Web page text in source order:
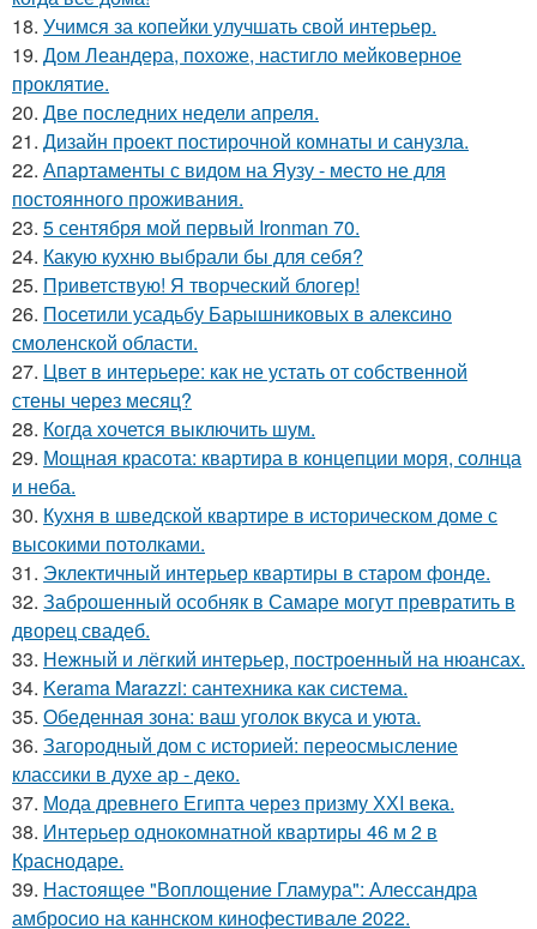
18. Учимся за копейки улучшать свой интерьер.
19. Дом Леандера, похоже, настигло мейковерное
проклятие.
20. Две последних недели апреля.
21. Дизайн проект постирочной комнаты и санузла.
22. Апартаменты с видом на Яузу - место не для
постоянного проживания.
23. 5 сентября мой первый Ironman 70.
24. Какую кухню выбрали бы для себя?
25. Приветствую! Я творческий блогер!
26. Посетили усадьбу Барышниковых в алексино
смоленской области.
27. Цвет в интерьере: как не устать от собственной
стены через месяц?
28. Когда хочется выключить шум.
29. Мощная красота: квартира в концепции моря, солнца
и неба.
30. Кухня в шведской квартире в историческом доме с
высокими потолками.
31. Эклектичный интерьер квартиры в старом фонде.
32. Заброшенный особняк в Самаре могут превратить в
дворец свадеб.
33. Нежный и лёгкий интерьер, построенный на нюансах.
34. Kerama Marazzi: сантехника как система.
35. Обеденная зона: ваш уголок вкуса и уюта.
36. Загородный дом с историей: переосмысление
классики в духе ар - деко.
37. Мода древнего Египта через призму ХХI века.
38. Интерьер однокомнатной квартиры 46 м 2 в
Краснодаре.
39. Настоящее "Воплощение Гламура": Алессандра
амбросио на каннском кинофестивале 2022.